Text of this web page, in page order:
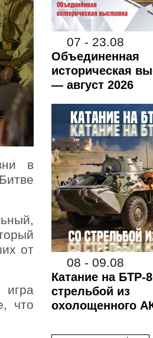
в
от
игра
что
07 - 23.08
Объединенная
историческая
— август 2026
08 - 09.08
Катание на БТР-
стрельбой из
охолощенного